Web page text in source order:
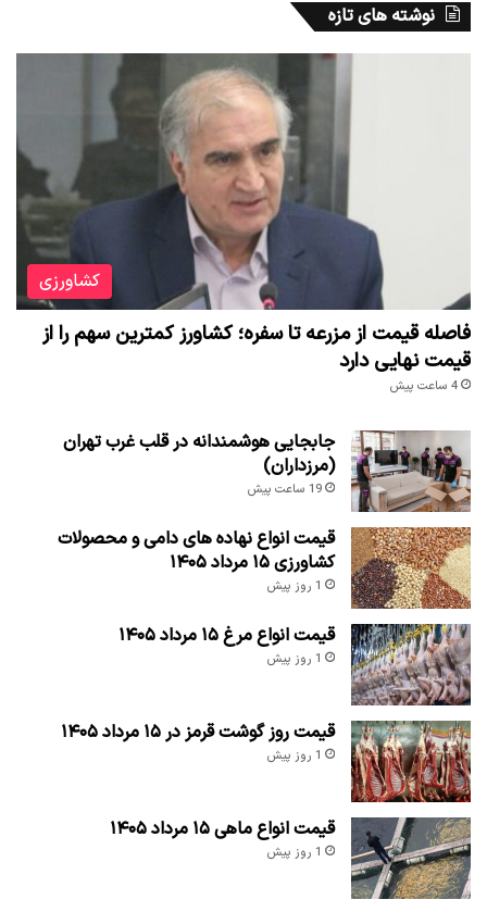
نوشته های تازه
کشاورزی
فاصله قیمت از مزرعه تا سفره؛ کشاورز کمترین سهم را از
قیمت نهایی دارد
4 ساعت پیش
جابجایی هوشمندانه در قلب غرب تهران
(مرزداران)
19 ساعت پیش
قیمت انواع نهاده های دامی و محصولات
کشاورزی ۱۵ مرداد ۱۴۰۵
1 روز پیش
قیمت انواع مرغ ۱۵ مرداد ۱۴۰۵
1 روز پیش
قیمت روز گوشت قرمز در ۱۵ مرداد ۱۴۰۵
1 روز پیش
قیمت انواع ماهی ۱۵ مرداد ۱۴۰۵
1 روز پیش